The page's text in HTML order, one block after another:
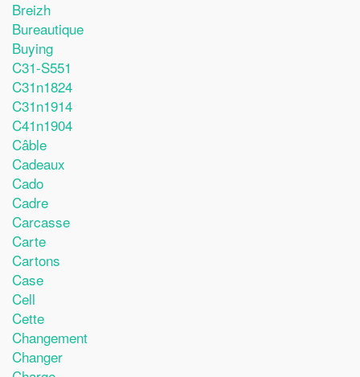
Breizh
Bureautique
Buying
C31-S551
C31n1824
C31n1914
C41n1904
Câble
Cadeaux
Cado
Cadre
Carcasse
Carte
Cartons
Case
Cell
Cette
Changement
Changer